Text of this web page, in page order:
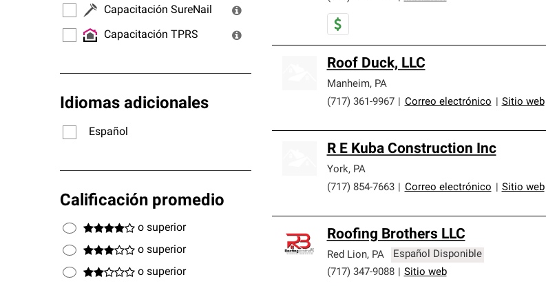
Capacitación SureNail
Capacitación TPRS
Idiomas adicionales
Español
Calificación promedio
o superior
o superior
o superior
Roof Duck, LLC
Manheim, PA
(717) 361-9967
Correo electrónico Sitio web
R E Kuba Construction Inc
York, PA
(717) 854-7663
Correo electrónico Sitio web
Roofing Brothers LLC
Red Lion, PA
Español Disponible
(717) 347-9088
Sitio web